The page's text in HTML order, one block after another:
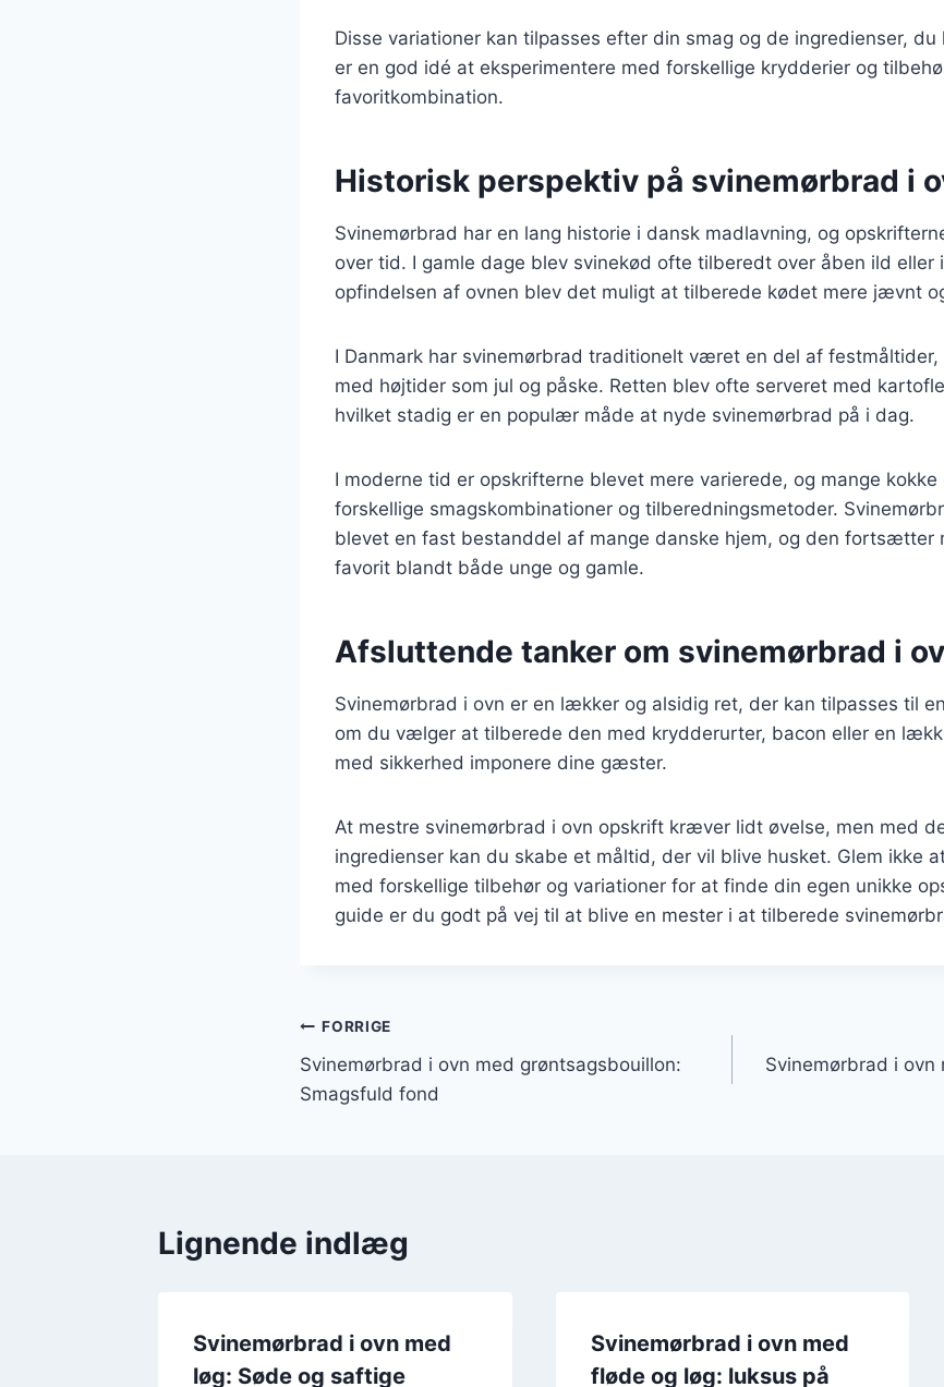
Disse variationer kan tilpasses efter din smag og de ingredienser,
er en god idé at eksperimentere med forskellige krydderier og
favoritkombination.
Historisk perspektiv på svinemørbrad i
Svinemørbrad har en lang historie i dansk madlavning, og
over tid. I gamle dage blev svinekød ofte tilberedt over åben ild eller
opfindelsen af ovnen blev det muligt at tilberede kødet mere jævnt
I Danmark har svinemørbrad traditionelt været en del af
med højtider som jul og påske. Retten blev ofte serveret med
hvilket stadig er en populær måde at nyde svinemørbrad på i dag.
I moderne tid er opskrifterne blevet mere varierede, og mange kokke
forskellige smagskombinationer og tilberedningsmetoder.
blevet en fast bestanddel af mange danske hjem, og den fortsætter
favorit blandt både unge og gamle.
Afsluttende tanker om svinemørbrad i
Svinemørbrad i ovn er en lækker og alsidig ret, der kan tilpasses til
om du vælger at tilberede den med krydderurter, bacon eller en
med sikkerhed imponere dine gæster.
At mestre svinemørbrad i ovn opskrift kræver lidt øvelse, men med
ingredienser kan du skabe et måltid, der vil blive husket. Glem ikke
med forskellige tilbehør og variationer for at finde din egen unikke
guide er du godt på vej til at blive en mester i at tilberede
Indlægsnavigation
FORRIGE
Svinemørbrad i ovn med grøntsagsbouillon:
Smagsfuld fond
Svinemørbrad i
Lignende indlæg
Svinemørbrad i ovn med
løg: Søde og saftige
Svinemørbrad i ovn med
fløde og løg: luksus på